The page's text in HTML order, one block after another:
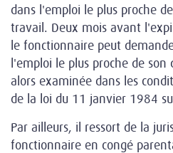
dans l'emploi le plus proche
travail. Deux mois avant
le fonctionnaire peut
l'emploi le plus proche de
alors examinée dans les
de la loi du 11 janvier 1984
Par ailleurs, il ressort de la
fonctionnaire en congé